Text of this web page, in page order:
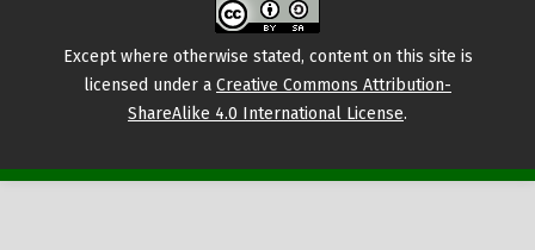
Except where otherwise stated, content on this site is
licensed under a Creative Commons Attribution-
ShareAlike 4.0 International License.